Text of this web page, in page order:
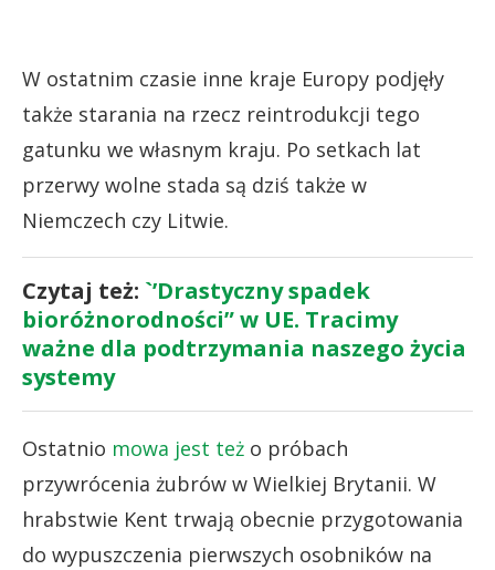
W ostatnim czasie inne kraje Europy podjęły
także starania na rzecz reintrodukcji tego
gatunku we własnym kraju. Po setkach lat
przerwy wolne stada są dziś także w
Niemczech czy Litwie.
Czytaj też: `’Drastyczny spadek
bioróżnorodności” w UE. Tracimy
ważne dla podtrzymania naszego życia
systemy
Ostatnio mowa jest też o próbach
przywrócenia żubrów w Wielkiej Brytanii. W
hrabstwie Kent trwają obecnie przygotowania
do wypuszczenia pierwszych osobników na